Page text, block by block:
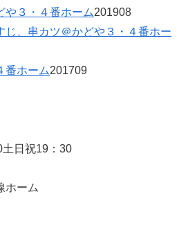
や３・４番ホーム201908
じ、串カツ＠かどや３・４番ホー
番ホーム201709
日祝19：30
ホーム